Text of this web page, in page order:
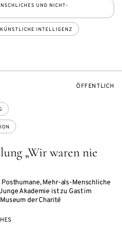
UND NICHT-
KÜNSTLICHE INTELLIGENZ
„Wir waren nie
Mehr-als-Menschliche
Akademie ist zu Gast im
der Charité
ÖFFENTLICH